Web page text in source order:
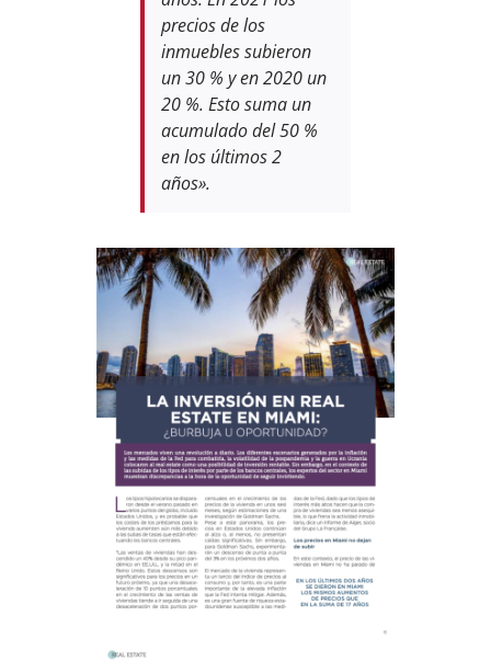
precios de los
inmuebles subieron
un 30 % y en 2020 un
20 %. Esto suma un
acumulado del 50 %
en los últimos 2
años».